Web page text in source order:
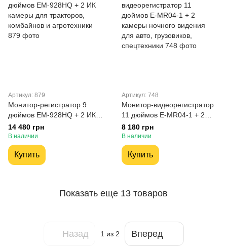
Артикул: 879
Монитор-регистратор 9
дюймов EM-928HQ + 2 ИК
камеры для тракторов,
комбайнов и агротехники
14 480 грн
В наличии
Купить
Артикул: 748
Монитор-видеорегистратор
11 дюймов E-MR04-1 + 2
камеры ночного видения
для авто, грузовиков,
спецтехники
8 180 грн
В наличии
Купить
Показать еще 13 товаров
Назад 1 из 2 Вперед